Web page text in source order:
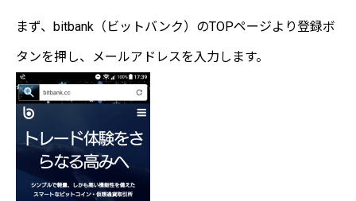
まず、bitbank（ビットバンク）のTOPページより登録ボ
タンを押し、メールアドレスを入力します。